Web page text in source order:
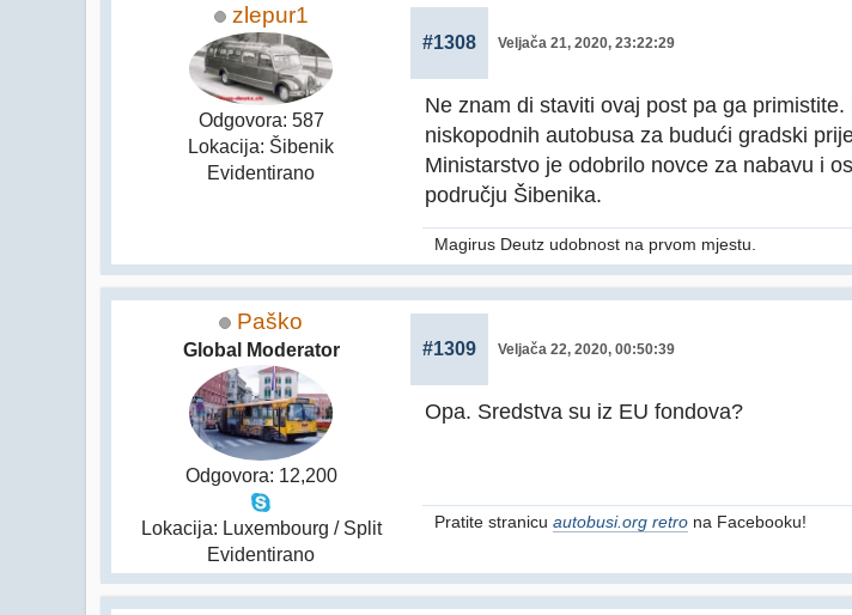
zlepur1
Odgovora: 587
Lokacija: Šibenik
Evidentirano
#1308 Veljača 21, 2020, 23:22:29
Ne znam di staviti ovaj post pa ga
niskopodnih autobusa za budući gradski
Ministarstvo je odobrilo novce za nabavu i
području Šibenika.
Magirus Deutz udobnost na prvom mjestu.
Paško
Global Moderator
Odgovora: 12,200
Lokacija: Luxembourg / Split
Evidentirano
#1309 Veljača 22, 2020, 00:50:39
Opa. Sredstva su iz EU fondova?
Pratite stranicu autobusi.org retro na Facebooku!